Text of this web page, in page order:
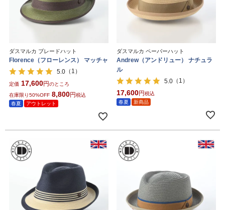
ダスマルカ ブレードハット
Florence（フローレンス） マッチャ
5.0 （1）
定価 17,600
のところ
在庫限り50%OFF 8,800
税込
春夏
アウトレット
ダスマルカ ペーパーハット
Andrew（アンドリュー） ナチュラ
ル
5.0 （1）
17,600
税込
春夏
新商品